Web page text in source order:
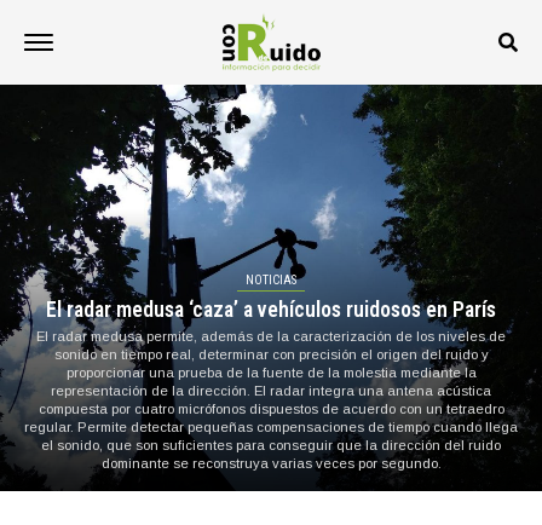
NOTICIAS
El radar medusa ‘caza’ a vehículos ruidosos en París
El radar medusa permite, además de la caracterización de los niveles de
sonido en tiempo real, determinar con precisión el origen del ruido y
proporcionar una prueba de la fuente de la molestia mediante la
representación de la dirección. El radar integra una antena acústica
compuesta por cuatro micrófonos dispuestos de acuerdo con un tetraedro
regular. Permite detectar pequeñas compensaciones de tiempo cuando llega
el sonido, que son suficientes para conseguir que la dirección del ruido
dominante se reconstruya varias veces por segundo.